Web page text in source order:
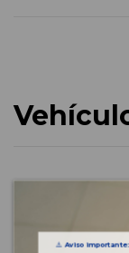
⚠️ Aviso importante: